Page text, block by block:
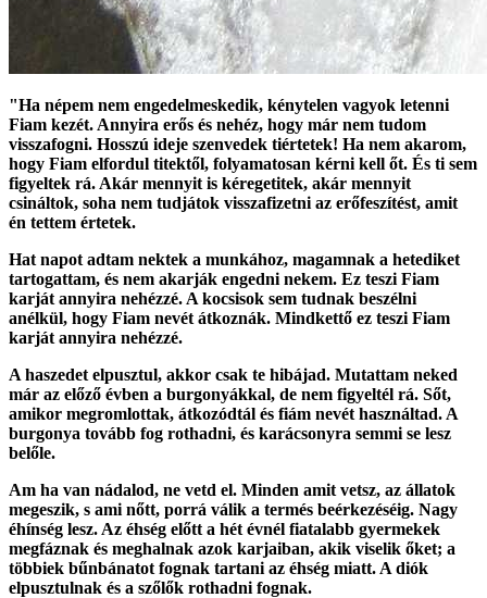
"Ha népem nem engedelmeskedik, kénytelen vagyok letenni
Fiam kezét. Annyira erős és nehéz, hogy már nem tudom
visszafogni. Hosszú ideje szenvedek tiértetek! Ha nem akarom,
hogy Fiam elfordul titektől, folyamatosan kérni kell őt. És ti sem
figyeltek rá. Akár mennyit is kéregetitek, akár mennyit
csináltok, soha nem tudjátok visszafizetni az erőfeszítést, amit
én tettem értetek.
Hat napot adtam nektek a munkához, magamnak a hetediket
tartogattam, és nem akarják engedni nekem. Ez teszi Fiam
karját annyira nehézzé. A kocsisok sem tudnak beszélni
anélkül, hogy Fiam nevét átkoznák. Mindkettő ez teszi Fiam
karját annyira nehézzé.
A ha­szedet elpusztul, akkor csak te hibájad. Mutattam neked
már az előző évben a burgonyákkal, de nem figyeltél rá. Sőt,
amikor megromlottak, átkozódtál és fiám nevét használtad. A
burgonya tovább fog rothadni, és karácsonyra semmi se lesz
belőle.
A­m ha van nádalod, ne vetd el. Minden amit vetsz, az állatok
megeszik, s ami nőtt, porrá válik a termés beérkezéséig. Nagy
éhínség lesz. Az éhség előtt a hét évnél fiatalabb gyermekek
megfáznak és meghalnak azok karjaiban, akik viselik őket; a
többiek bűnbánatot fognak tartani az éhség miatt. A diók
elpusztulnak és a szőlők rothadni fognak.